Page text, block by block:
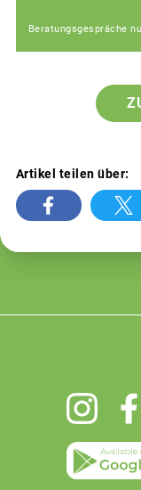
Beratungsgespräche
Artikel teilen über: